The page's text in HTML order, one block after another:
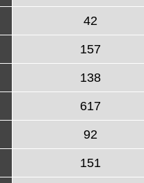
42
157
138
617
92
151